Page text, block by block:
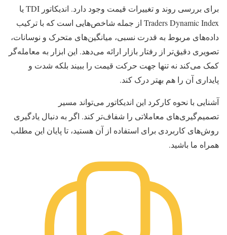
برای بررسی روند و تغییرات قیمت وجود دارد. اندیکاتور TDI یا
Traders Dynamic Index از جمله شاخص‌هایی است که با ترکیب
داده‌های مربوط به قدرت نسبی، میانگین‌های متحرک و نوسانات،
تصویری دقیق‌تر از رفتار بازار ارائه می‌دهد. این ابزار به معامله‌گر
کمک می‌کند نه تنها جهت حرکت قیمت را ببیند بلکه شدت و
پایداری آن را هم بهتر درک کند.
آشنایی با نحوه کارکرد این اندیکاتور می‌تواند مسیر
تصمیم‌گیری‌های معاملاتی را شفاف‌تر کند. اگر به دنبال یادگیری
روش‌های کاربردی برای استفاده از آن هستید، تا پایان این مطلب
همراه ما باشید.